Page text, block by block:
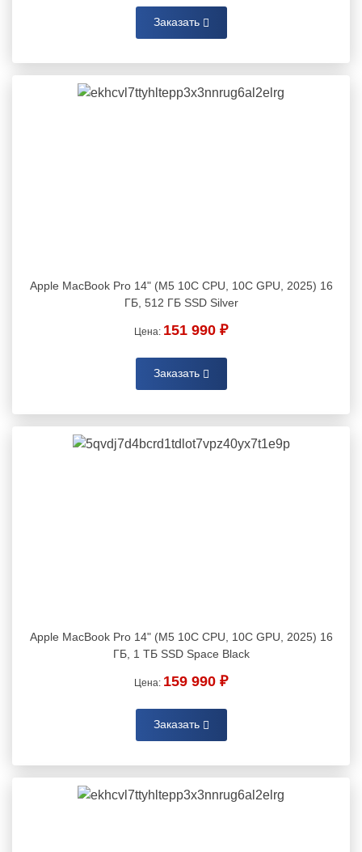
Заказать
Apple MacBook Pro 14" (M5 10C CPU, 10C GPU, 2025) 16
ГБ, 512 ГБ SSD Silver
Цена: 151 990 ₽
Заказать
Apple MacBook Pro 14" (M5 10C CPU, 10C GPU, 2025) 16
ГБ, 1 ТБ SSD Space Black
Цена: 159 990 ₽
Заказать